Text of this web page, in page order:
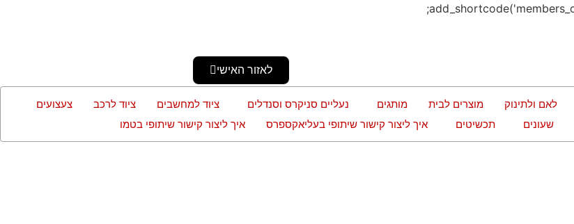
לאזור האישי
לאם ולתינוק מוצרים לבית מותגים נעליים סניקרס וסנדלים ציוד למחשבים ציוד לרכב
צעצועים
שעונים תכשיטים איך ליצור קישור שיתופי בעליאקספרס איך ליצור קישור שיתופי בטמו